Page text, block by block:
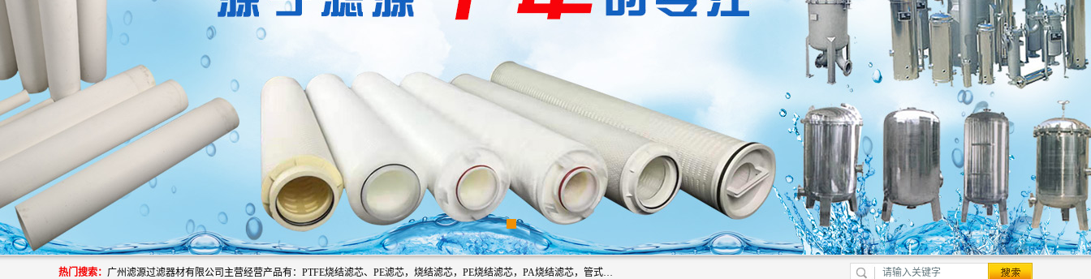
热门搜索： 广州滤源过滤器材有限公司主营经营产品有：PTFE烧结滤芯、PE滤芯，烧结滤芯，PE烧结滤芯，PA烧结滤芯，管式膜支撑管，真空上料机滤芯，粉末烧结滤芯，止溢滤芯，吸头滤芯，湿化瓶滤芯、不锈钢烧结滤芯等。公司现拥有一批精干的管理人员和一支高素质的技术队伍，舒适优雅的办公环境和拥有全新现代化标准厂房。